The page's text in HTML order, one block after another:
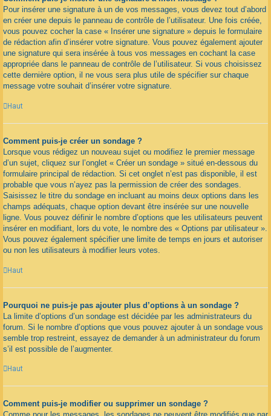
Pour insérer une signature à un de vos messages, vous devez tout d’abord
en créer une depuis le panneau de contrôle de l’utilisateur. Une fois créée,
vous pouvez cocher la case « Insérer une signature » depuis le formulaire
de rédaction afin d’insérer votre signature. Vous pouvez également ajouter
une signature qui sera insérée à tous vos messages en cochant la case
appropriée dans le panneau de contrôle de l’utilisateur. Si vous choisissez
cette dernière option, il ne vous sera plus utile de spécifier sur chaque
message votre souhait d’insérer votre signature.
Haut
Comment puis-je créer un sondage ?
Lorsque vous rédigez un nouveau sujet ou modifiez le premier message
d’un sujet, cliquez sur l’onglet « Créer un sondage » situé en-dessous du
formulaire principal de rédaction. Si cet onglet n’est pas disponible, il est
probable que vous n’ayez pas la permission de créer des sondages.
Saisissez le titre du sondage en incluant au moins deux options dans les
champs adéquats, chaque option devant être insérée sur une nouvelle
ligne. Vous pouvez définir le nombre d’options que les utilisateurs peuvent
insérer en modifiant, lors du vote, le nombre des « Options par utilisateur ».
Vous pouvez également spécifier une limite de temps en jours et autoriser
ou non les utilisateurs à modifier leurs votes.
Haut
Pourquoi ne puis-je pas ajouter plus d’options à un sondage ?
La limite d’options d’un sondage est décidée par les administrateurs du
forum. Si le nombre d’options que vous pouvez ajouter à un sondage vous
semble trop restreint, essayez de demander à un administrateur du forum
s’il est possible de l’augmenter.
Haut
Comment puis-je modifier ou supprimer un sondage ?